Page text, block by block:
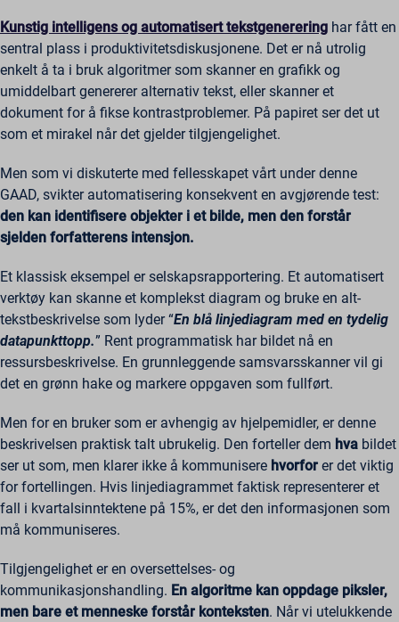
Kunstig intelligens og automatisert tekstgenerering har fått en
sentral plass i produktivitetsdiskusjonene. Det er nå utrolig
enkelt å ta i bruk algoritmer som skanner en grafikk og
umiddelbart genererer alternativ tekst, eller skanner et
dokument for å fikse kontrastproblemer. På papiret ser det ut
som et mirakel når det gjelder tilgjengelighet.
Men som vi diskuterte med fellesskapet vårt under denne
GAAD, svikter automatisering konsekvent en avgjørende test:
den kan identifisere objekter i et bilde, men den forstår
sjelden forfatterens intensjon.
Et klassisk eksempel er selskapsrapportering. Et automatisert
verktøy kan skanne et komplekst diagram og bruke en alt-
tekstbeskrivelse som lyder “En blå linjediagram med en tydelig
datapunkttopp.” Rent programmatisk har bildet nå en
ressursbeskrivelse. En grunnleggende samsvarsskanner vil gi
det en grønn hake og markere oppgaven som fullført.
Men for en bruker som er avhengig av hjelpemidler, er denne
beskrivelsen praktisk talt ubrukelig. Den forteller dem hva bildet
ser ut som, men klarer ikke å kommunisere hvorfor er det viktig
for fortellingen. Hvis linjediagrammet faktisk representerer et
fall i kvartalsinntektene på 15%, er det den informasjonen som
må kommuniseres.
Tilgjengelighet er en oversettelses- og
kommunikasjonshandling. En algoritme kan oppdage piksler,
men bare et menneske forstår konteksten. Når vi utelukkende